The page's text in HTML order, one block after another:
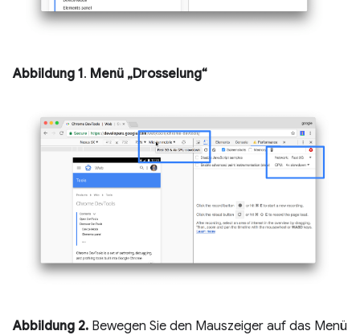
Abbildung 1. Menü „Drosselung“
Abbildung 2. Bewegen Sie den Mauszeiger auf das Menü